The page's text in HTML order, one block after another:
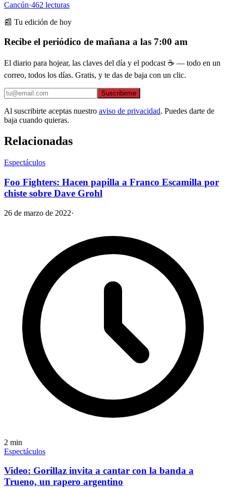
Cancún·462 lecturas
📰 Tu edición de hoy
Recibe el periódico de mañana a las 7:00 am
El diario para hojear, las claves del día y el podcast ☕ — todo en un
correo, todos los días. Gratis, y te das de baja con un clic.
Suscribirme
Al suscribirte aceptas nuestro aviso de privacidad. Puedes darte de
baja cuando quieras.
Relacionadas
Espectáculos
Foo Fighters: Hacen papilla a Franco Escamilla por
chiste sobre Dave Grohl
26 de marzo de 2022·
2 min
Espectáculos
Video: Gorillaz invita a cantar con la banda a
Trueno, un rapero argentino